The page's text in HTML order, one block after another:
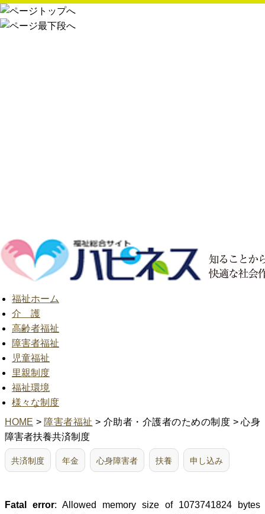
福祉ホーム
介 護
高齢者福祉
障害者福祉
児童福祉
里親制度
福祉環境
様々な制度
HOME > 障害者福祉 > 介助者・介護者のための制度 > 心身
障害者扶養共済制度
共済制度 年金 心身障害者 扶養 申し込み
Fatal error: Allowed memory size of 1073741824 bytes